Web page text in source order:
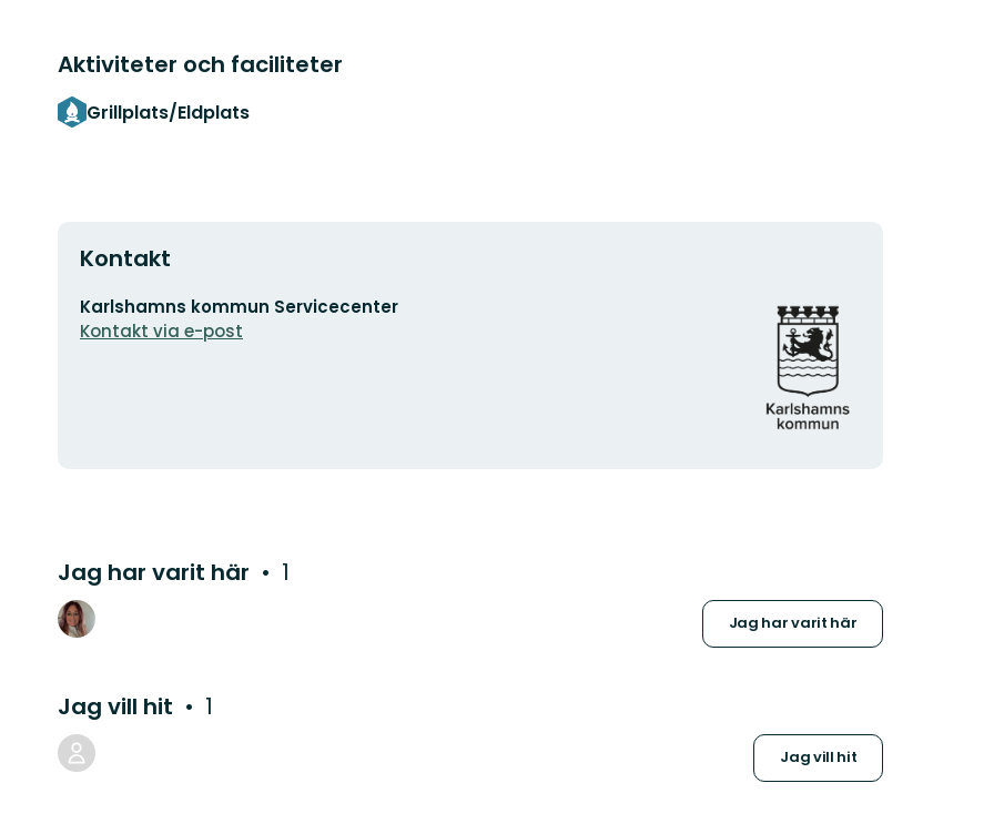
Aktiviteter och faciliteter
Grillplats/Eldplats
Kontakt
E-
postadress
Karlshamns kommun Servicecenter
Kontakt via e-post
Organisationens
Jag har varit här 1
Jag har varit här
Jag vill hit 1
Jag vill hit